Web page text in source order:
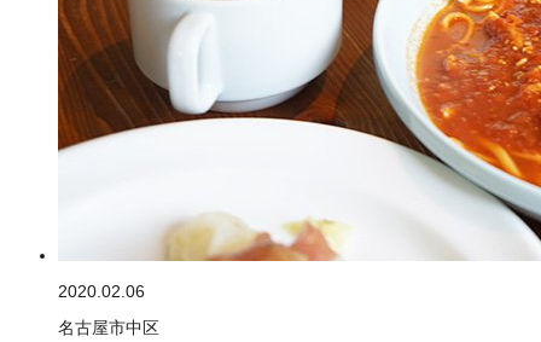
2020.02.06
名古屋市中区